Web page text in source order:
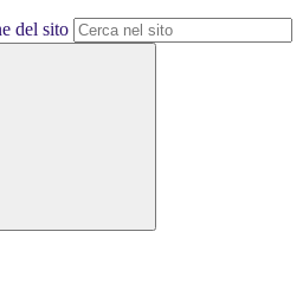
del sito